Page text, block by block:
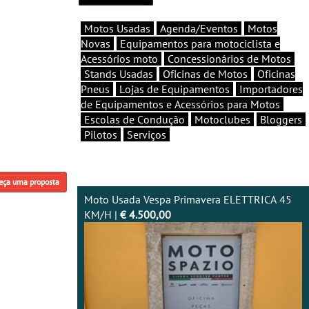
uma proposta
Motos Usadas Agenda/Eventos
Motos
Novas
Equipamentos para motociclista e
Acessórios moto
Concessionários de Motos
Stands Usadas
Oficinas de Motos
Oficinas
Pneus
Lojas de Equipamentos
Importadores
de Equipamentos e Acessórios para Motos
Escolas de Condução
Motoclubes
Bloggers
Pilotos
Serviços
Moto Usada Vespa Primavera ELETTRICA 45
KM/H | € 4.500,00